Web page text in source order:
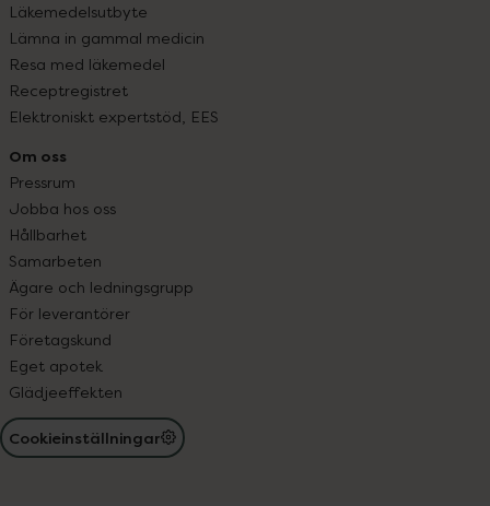
Läkemedelsutbyte
Lämna in gammal medicin
Resa med läkemedel
Receptregistret
Elektroniskt expertstöd, EES
Om oss
Pressrum
Jobba hos oss
Hållbarhet
Samarbeten
Ägare och ledningsgrupp
För leverantörer
Företagskund
Eget apotek
Glädjeeffekten
Cookieinställningar